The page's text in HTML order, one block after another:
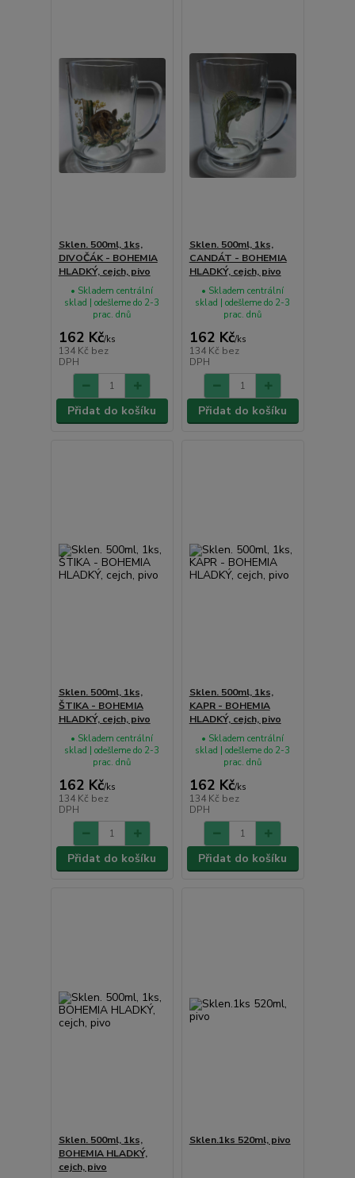
Sklen. 500ml, 1ks,
DIVOČÁK - BOHEMIA
HLADKÝ, cejch, pivo
162 Kč/ks
134 Kč bez
DPH
• Skladem centrální
sklad | odešleme do 2-3
prac. dnů
Přidat do košíku
Sklen. 500ml, 1ks,
CANDÁT - BOHEMIA
HLADKÝ, cejch, pivo
162 Kč/ks
134 Kč bez
DPH
• Skladem centrální
sklad | odešleme do 2-3
prac. dnů
Přidat do košíku
Sklen. 500ml, 1ks,
ŠTIKA - BOHEMIA
HLADKÝ, cejch, pivo
162 Kč/ks
134 Kč bez
DPH
• Skladem centrální
sklad | odešleme do 2-3
prac. dnů
Přidat do košíku
Sklen. 500ml, 1ks,
KAPR - BOHEMIA
HLADKÝ, cejch, pivo
162 Kč/ks
134 Kč bez
DPH
• Skladem centrální
sklad | odešleme do 2-3
prac. dnů
Přidat do košíku
Sklen. 500ml, 1ks,
BOHEMIA HLADKÝ,
cejch, pivo
Sklen.1ks 520ml, pivo